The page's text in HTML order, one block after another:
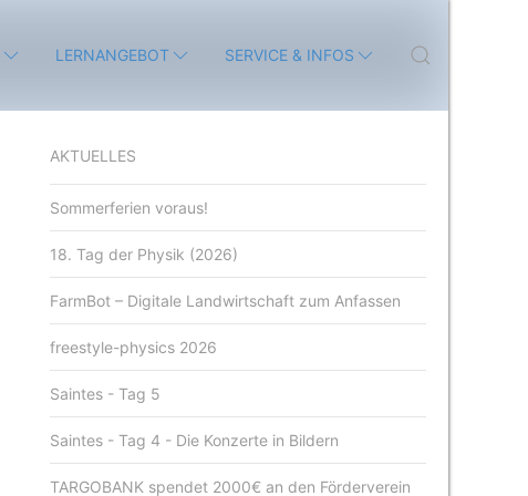
LERNANGEBOT SERVICE & INFOS
AKTUELLES
Sommerferien voraus!
18. Tag der Physik (2026)
FarmBot – Digitale Landwirtschaft zum Anfassen
freestyle-physics 2026
Saintes - Tag 5
Saintes - Tag 4 - Die Konzerte in Bildern
TARGOBANK spendet 2000€ an den Förderverein